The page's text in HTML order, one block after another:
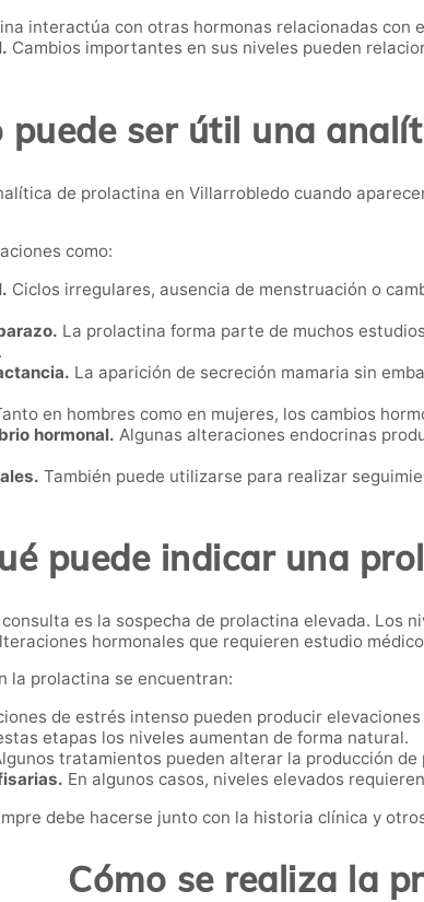
interactúa con otras hormonas relacionadas con
Cambios importantes en sus niveles pueden
puede ser útil una
de prolactina en Villarrobledo cuando
como:
Ciclos irregulares, ausencia de menstruación o
La prolactina forma parte de muchos
La aparición de secreción mamaria sin
en hombres como en mujeres, los cambios
hormonal. Algunas alteraciones endocrinas
También puede utilizarse para realizar
puede indicar una
es la sospecha de prolactina elevada. Los
hormonales que requieren estudio
la prolactina se encuentran:
de estrés intenso pueden producir
etapas los niveles aumentan de forma natural.
tratamientos pueden alterar la producción de
En algunos casos, niveles elevados
debe hacerse junto con la historia clínica y
Cómo se realiza la